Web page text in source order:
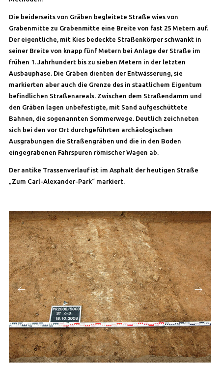
Die beiderseits von Gräben begleitete Straße wies von
Grabenmitte zu Grabenmitte eine Breite von fast 25 Metern auf.
Der eigentliche, mit Kies bedeckte Straßenkörper schwankt in
seiner Breite von knapp fünf Metern bei Anlage der Straße im
frühen 1. Jahrhundert bis zu sieben Metern in der letzten
Ausbauphase. Die Gräben dienten der Entwässerung, sie
markierten aber auch die Grenze des in staatlichem Eigentum
befindlichen Straßenareals. Zwischen dem Straßendamm und
den Gräben lagen unbefestigte, mit Sand aufgeschüttete
Bahnen, die sogenannten Sommerwege. Deutlich zeichneten
sich bei den vor Ort durchgeführten archäologischen
Ausgrabungen die Straßengräben und die in den Boden
eingegrabenen Fahrspuren römischer Wagen ab.
Der antike Trassenverlauf ist im Asphalt der heutigen Straße
„Zum Carl-Alexander-Park“ markiert.